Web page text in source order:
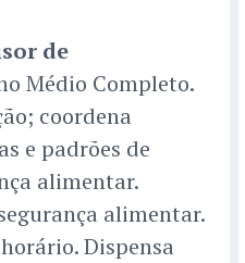
de
Médio Completo.
coordena
e padrões de
alimentar.
alimentar.
Dispensa